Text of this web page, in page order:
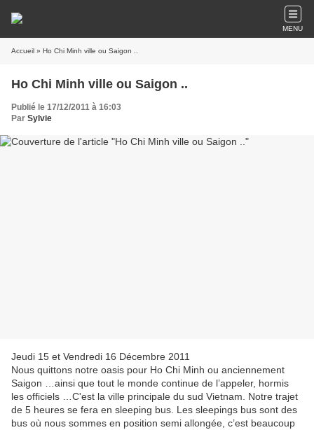
MENU
Accueil » Ho Chi Minh ville ou Saigon ..
Ho Chi Minh ville ou Saigon ..
Publié le 17/12/2011 à 16:03
Par Sylvie
Jeudi 15 et Vendredi 16 Décembre 2011
Nous quittons notre oasis pour Ho Chi Minh ou anciennement
Saigon …ainsi que tout le monde continue de l’appeler, hormis
les officiels …C'est la ville principale du sud Vietnam. Notre trajet
de 5 heures se fera en sleeping bus. Les sleepings bus sont des
bus où nous sommes en position semi allongée, c’est beaucoup